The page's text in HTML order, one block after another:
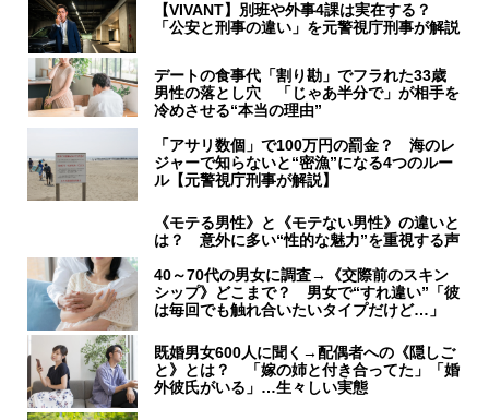
【VIVANT】別班や外事4課は実在する？
「公安と刑事の違い」を元警視庁刑事が解説
デートの食事代「割り勘」でフラれた33歳
男性の落とし穴 「じゃあ半分で」が相手を
冷めさせる“本当の理由”
「アサリ数個」で100万円の罰金？ 海のレ
ジャーで知らないと“密漁”になる4つのルー
ル【元警視庁刑事が解説】
《モテる男性》と《モテない男性》の違いと
は？ 意外に多い“性的な魅力”を重視する声
40～70代の男女に調査→《交際前のスキン
シップ》どこまで？ 男女で“すれ違い”「彼
は毎回でも触れ合いたいタイプだけど…」
既婚男女600人に聞く→配偶者への《隠しご
と》とは？ 「嫁の姉と付き合ってた」「婚
外彼氏がいる」…生々しい実態